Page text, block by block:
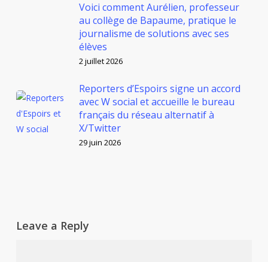
Voici comment Aurélien, professeur
au collège de Bapaume, pratique le
journalisme de solutions avec ses
élèves
2 juillet 2026
Reporters d’Espoirs signe un accord
avec W social et accueille le bureau
français du réseau alternatif à
X/Twitter
29 juin 2026
Leave a Reply